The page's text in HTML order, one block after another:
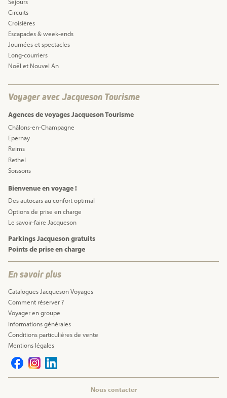
Circuits
Croisières
Escapades & week-ends
Journées et spectacles
Long-courriers
Noël et Nouvel An
Voyager avec Jacqueson Tourisme
Agences de voyages Jacqueson Tourisme
Châlons-en-Champagne
Epernay
Reims
Rethel
Soissons
Bienvenue en voyage !
Des autocars au confort optimal
Options de prise en charge
Le savoir-faire Jacqueson
Parkings Jacqueson gratuits
Points de prise en charge
En savoir plus
Catalogues Jacqueson Voyages
Comment réserver ?
Voyager en groupe
Informations générales
Conditions particulières de vente
Mentions légales
Nous contacter